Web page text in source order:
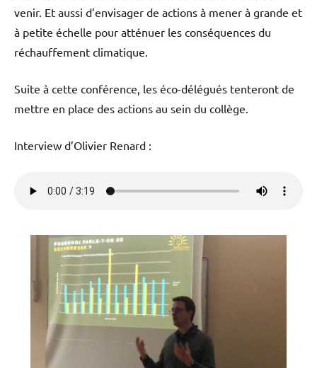
venir. Et aussi d’envisager de actions à mener à grande et
à petite échelle pour atténuer les conséquences du
réchauffement climatique.
Suite à cette conférence, les éco-délégués tenteront de
mettre en place des actions au sein du collège.
Interview d’Olivier Renard :